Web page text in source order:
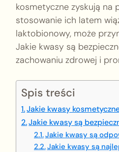
kosmetyczne zyskują na
stosowanie ich latem
laktobionowy, może
Jakie kwasy są
zachowaniu zdrowej i
Spis treści
Jakie kwasy
Jakie kwasy są
Jakie kwasy są
Jakie kwasy są